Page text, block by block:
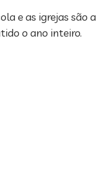
e as igrejas são a
o ano inteiro.